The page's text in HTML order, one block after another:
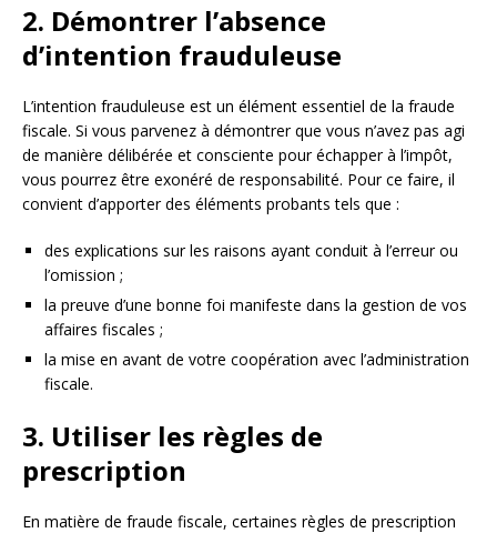
2. Démontrer l’absence
d’intention frauduleuse
L’intention frauduleuse est un élément essentiel de la fraude
fiscale. Si vous parvenez à démontrer que vous n’avez pas agi
de manière délibérée et consciente pour échapper à l’impôt,
vous pourrez être exonéré de responsabilité. Pour ce faire, il
convient d’apporter des éléments probants tels que :
des explications sur les raisons ayant conduit à l’erreur ou
l’omission ;
la preuve d’une bonne foi manifeste dans la gestion de vos
affaires fiscales ;
la mise en avant de votre coopération avec l’administration
fiscale.
3. Utiliser les règles de
prescription
En matière de fraude fiscale, certaines règles de prescription